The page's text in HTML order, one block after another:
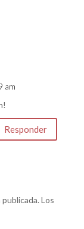
am
Responder
Los